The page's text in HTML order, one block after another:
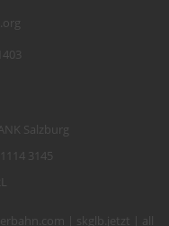
Salzburg
3145
| skglb.jetzt | all